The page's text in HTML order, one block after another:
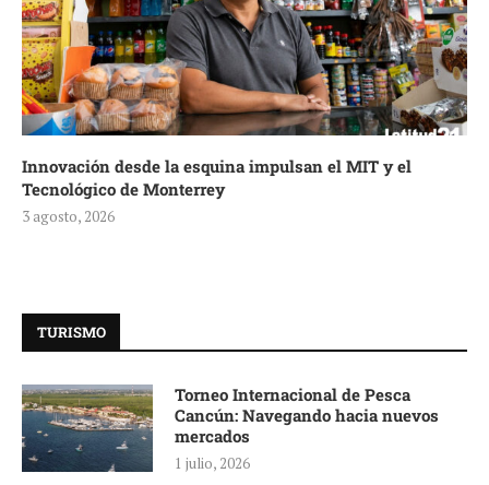
Innovación desde la esquina impulsan el MIT y el
Tecnológico de Monterrey
3 agosto, 2026
TURISMO
Torneo Internacional de Pesca
Cancún: Navegando hacia nuevos
mercados
1 julio, 2026